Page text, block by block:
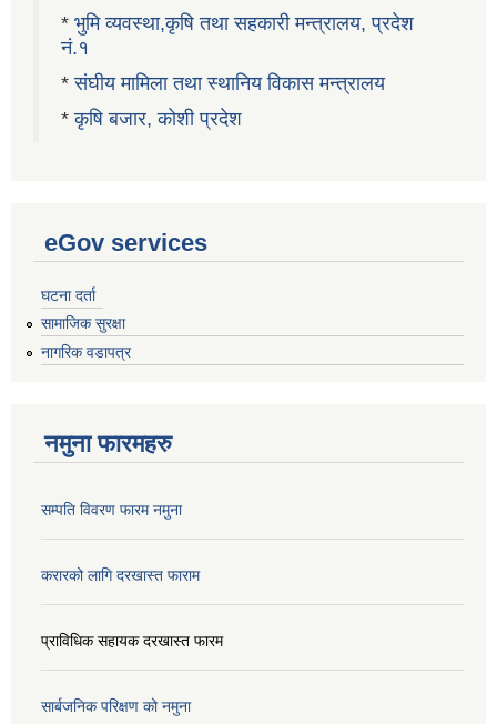
* भुमि व्यवस्था,कृषि तथा सहकारी मन्त्रालय, प्रदेश
नं.१
*संघीय मामिला तथा स्थानिय विकास मन्त्रालय
*कृषि बजार, कोशी प्रदेश
eGov services
घटना दर्ता
सामाजिक सुरक्षा
नागरिक वडापत्र
नमुना फारमहरु
सम्पति विवरण फारम नमुना
करारको लागि दरखास्त फाराम
प्राविधिक सहायक दरखास्त फारम
सार्बजनिक परिक्षण को नमुना